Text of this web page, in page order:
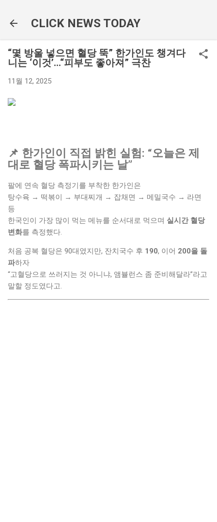
CLICK NEWS TODAY
“몇 방울 넣으면 혈당 뚝” 한가인도 챙겨다
니는 ‘이것’…“피부도 좋아져” 극찬
11월 12, 2025
📌 한가인이 직접 밝힌 실험: “오늘은 제
대로 혈당 폭파시키는 날”
팔에 연속 혈당 측정기를 부착한 한가인은
탕수육 → 떡볶이 → 부대찌개 → 잡채면 → 메밀국수 → 라면
등
한국인이 가장 많이 먹는 메뉴를 순서대로 먹으며 실시간 혈당
변화를 측정했다.
처음 공복 혈당은 90대였지만, 잔치국수 후 190, 이어 200을 돌
파하자
“고혈당으로 쓰러지는 것 아니냐, 앰뷸런스 좀 준비해달라”라고
말할 정도였다고.